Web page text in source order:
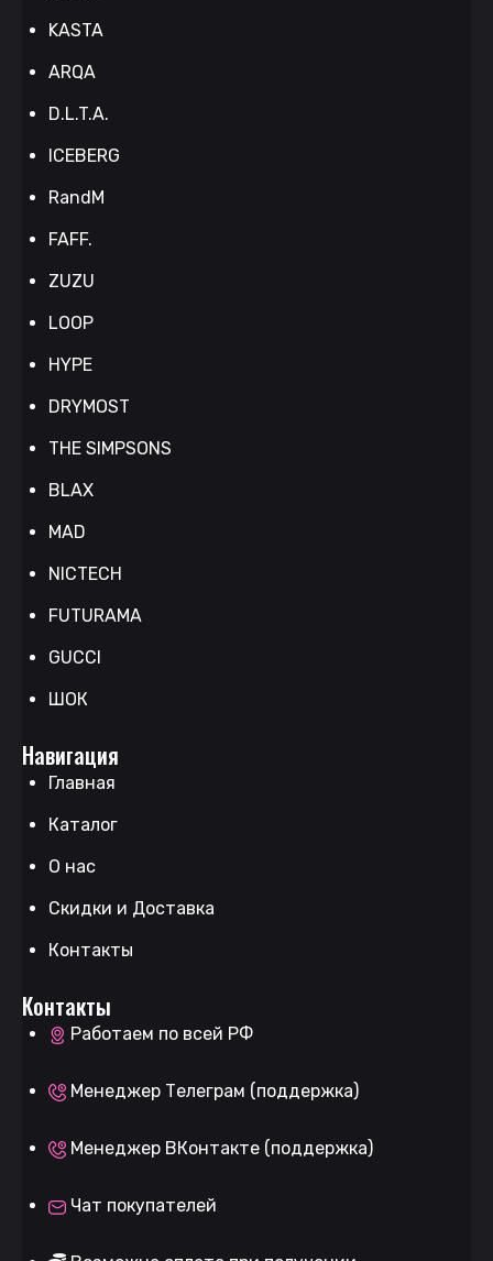
KASTA
ARQA
D.L.T.A.
ICEBERG
RandM
FAFF.
ZUZU
LOOP
HYPE
DRYMOST
THE SIMPSONS
BLAX
MAD
NICTECH
FUTURAMA
GUCCI
ШОК
Навигация
Главная
Каталог
О нас
Скидки и Доставка
Контакты
Контакты
Работаем по всей РФ
Менеджер Телеграм (поддержка)
Менеджер ВКонтакте (поддержка)
Чат покупателей